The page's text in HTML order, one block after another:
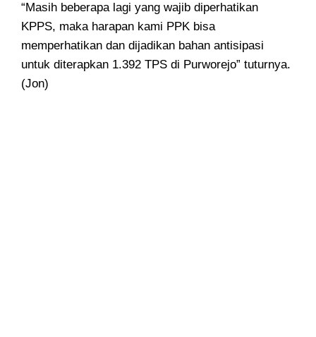
“Masih beberapa lagi yang wajib diperhatikan
KPPS, maka harapan kami PPK bisa
memperhatikan dan dijadikan bahan antisipasi
untuk diterapkan 1.392 TPS di Purworejo” tuturnya.
(Jon)